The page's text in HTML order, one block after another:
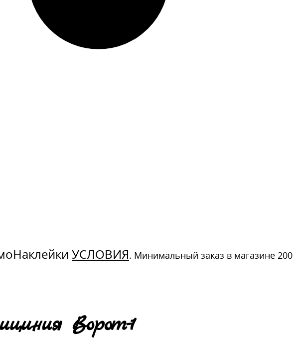
УСЛОВИЯ. Минимальный заказ в магазине 200
Ворот-1